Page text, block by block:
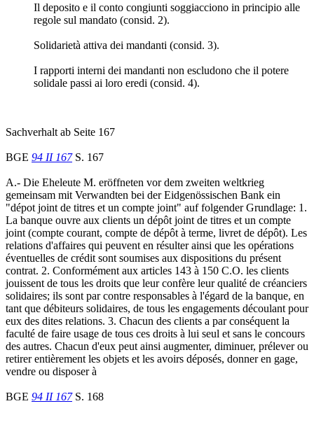
Il deposito e il conto congiunti soggiacciono in principio alle
regole sul mandato (consid. 2).
Solidarietà attiva dei mandanti (consid. 3).
I rapporti interni dei mandanti non escludono che il potere
solidale passi ai loro eredi (consid. 4).
Sachverhalt ab Seite 167
BGE 94 II 167S. 167
A.- Die Eheleute M. eröffneten vor dem zweiten weltkrieg
gemeinsam mit Verwandten bei der Eidgenössischen Bank ein
"dépot joint de titres et un compte joint" auf folgender Grundlage: 1.
La banque ouvre aux clients un dépôt joint de titres et un compte
joint (compte courant, compte de dépôt à terme, livret de dépôt). Les
relations d'affaires qui peuvent en résulter ainsi que les opérations
éventuelles de crédit sont soumises aux dispositions du présent
contrat. 2. Conformément aux articles 143 à 150 C.O. les clients
jouissent de tous les droits que leur confère leur qualité de créanciers
solidaires; ils sont par contre responsables à l'égard de la banque, en
tant que débiteurs solidaires, de tous les engagements découlant pour
eux des dites relations. 3. Chacun des clients a par conséquent la
faculté de faire usage de tous ces droits à lui seul et sans le concours
des autres. Chacun d'eux peut ainsi augmenter, diminuer, prélever ou
retirer entièrement les objets et les avoirs déposés, donner en gage,
vendre ou disposer à
BGE 94 II 167S. 168